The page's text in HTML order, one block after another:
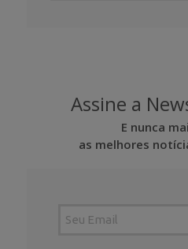
Assine a
E nunca
as melhores